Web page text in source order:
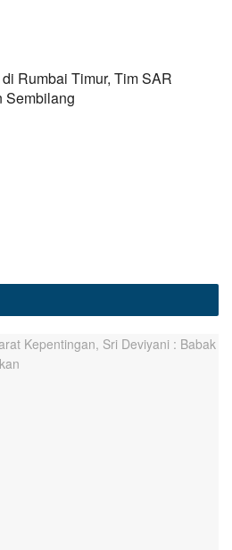
Rumbai Timur, Tim SAR
Sembilang